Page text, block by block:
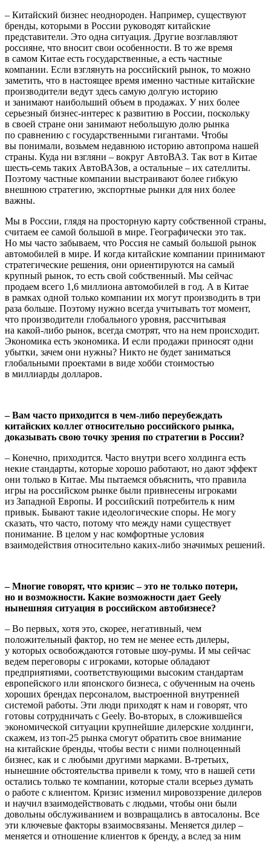
– Китайский бизнес неоднороден. Например, существуют
бренды, которыми в России руководят китайские
представители. Это одна ситуация. Другие возглавляют
россияне, что вносит свои особенности. В то же время
в самом Китае есть государственные, а есть частные
компании. Если взглянуть на российский рынок, то можно
заметить, что в настоящее время именно частные китайские
производители ведут здесь самую долгую историю
и занимают наибольший объем в продажах. У них более
серьезный бизнес-интерес к развитию в России, поскольку
в своей стране они занимают небольшую долю рынка
по сравнению с государственными гигантами. Чтобы
вы понимали, возьмем недавнюю историю автопрома нашей
страны. Куда ни взгляни – вокруг АвтоВАЗ. Так вот в Китае
шесть-семь таких АвтоВАЗов, а остальные – их сателлиты.
Поэтому частные компании выстраивают более гибкую
внешнюю стратегию, экспортные рынки для них более
важны.
Мы в России, глядя на просторную карту собственной страны,
считаем ее самой большой в мире. Географически это так.
Но мы часто забываем, что Россия не самый большой рынок
автомобилей в мире. И когда китайские компании принимают
стратегические решения, они ориентируются на самый
крупный рынок, то есть свой собственный. Мы сейчас
продаем всего 1,6 миллиона автомобилей в год. А в Китае
в рамках одной только компании их могут производить в три
раза больше. Поэтому нужно всегда учитывать тот момент,
что производители глобального уровня, рассчитывая
на какой-либо рынок, всегда смотрят, что на нем происходит.
Экономика есть экономика. И если продажи приносят одни
убытки, зачем они нужны? Никто не будет заниматься
глобальными проектами в виде хобби стоимостью
в миллиарды долларов.
– Вам часто приходится в чем-либо переубеждать
китайских коллег относительно российского рынка,
доказывать свою точку зрения по стратегии в России?
– Конечно, приходится. Часто внутри всего холдинга есть
некие стандарты, которые хорошо работают, но дают эффект
они только в Китае. Мы пытаемся объяснить, что правила
игры на российском рынке были привнесены игроками
из Западной Европы. И российский потребитель к ним
привык. Бывают такие идеологические споры. Не могу
сказать, что часто, потому что между нами существует
понимание. В целом у нас комфортные условия
взаимодействия относительно каких-либо значимых решений.
– Многие говорят, что кризис – это не только потери,
но и возможности. Какие возможности дает Geely
нынешняя ситуация в российском автобизнесе?
– Во первых, хотя это, скорее, негативный, чем
положительный фактор, но тем не менее есть дилеры,
у которых освобождаются готовые шоу-румы. И мы сейчас
ведем переговоры с игроками, которые обладают
предприятиями, соответствующими высоким стандартам
европейского или японского бизнеса, с обученным на очень
хороших брендах персоналом, выстроенной внутренней
системой работы. Эти люди приходят к нам и говорят, что
готовы сотрудничать с Geely. Во-вторых, в сложившейся
экономической ситуации крупнейшие дилерские холдинги,
скажем, из топ-25 рынка смогут обратить свое внимание
на китайские бренды, чтобы вести с ними полноценный
бизнес, как и с любыми другими марками. В-третьих,
нынешние обстоятельства привели к тому, что в нашей сети
остались только те компании, которые стали всерьез думать
о работе с клиентом. Кризис изменил мировоззрение дилеров
и научил взаимодействовать с людьми, чтобы они были
довольны обслуживанием и возвращались в автосалоны. Все
эти ключевые факторы взаимосвязаны. Меняется дилер –
меняется и отношение клиентов к бренду, а вслед за ним